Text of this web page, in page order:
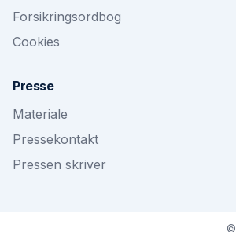
Forsikringsordbog
Cookies
Presse
Materiale
Pressekontakt
Pressen skriver
©